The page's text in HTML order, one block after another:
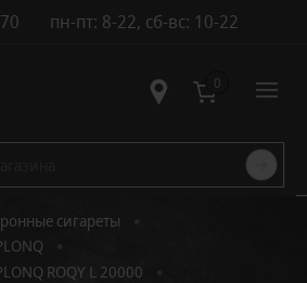
пн-пт: 8-22, сб-вс: 10-22
Контакты 0
сигареты
ROQY L 20000